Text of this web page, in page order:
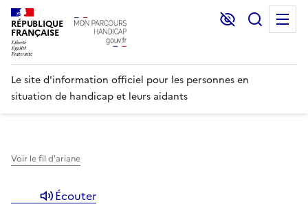
RÉPUBLIQUE
FRANÇAISE
Lecture et
Le site d'information officiel pour les personnes en
situation de handicap et leurs aidants
Voir le fil d'ariane
Écouter